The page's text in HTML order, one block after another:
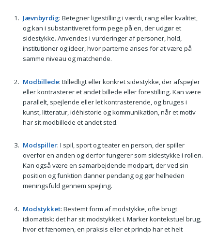
Jævnbyrdig: Betegner ligestilling i værdi, rang eller kvalitet,
og kan i substantiveret form pege på en, der udgør et
sidestykke. Anvendes i vurderinger af personer, hold,
institutioner og ideer, hvor parterne anses for at være på
samme niveau og matchende.
Modbillede: Billedligt eller konkret sidestykke, der afspejler
eller kontrasterer et andet billede eller forestilling. Kan være
parallelt, spejlende eller let kontrasterende, og bruges i
kunst, litteratur, idéhistorie og kommunikation, når et motiv
har sit modbillede et andet sted.
Modspiller: I spil, sport og teater en person, der spiller
overfor en anden og derfor fungerer som sidestykke i rollen.
Kan også være en samarbejdende modpart, der ved sin
position og funktion danner pendang og gør helheden
meningsfuld gennem spejling.
Modstykket: Bestemt form af modstykke, ofte brugt
idiomatisk: det har sit modstykket i. Marker kontekstuel brug,
hvor et fænomen, en praksis eller et princip har et helt